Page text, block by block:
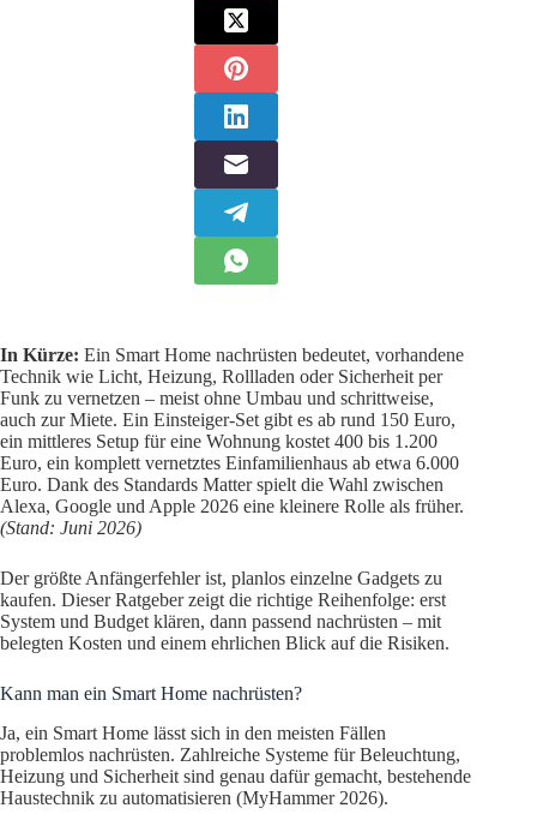
In Kürze: Ein Smart Home nachrüsten bedeutet, vorhandene
Technik wie Licht, Heizung, Rollladen oder Sicherheit per
Funk zu vernetzen – meist ohne Umbau und schrittweise,
auch zur Miete. Ein Einsteiger-Set gibt es ab rund 150 Euro,
ein mittleres Setup für eine Wohnung kostet 400 bis 1.200
Euro, ein komplett vernetztes Einfamilienhaus ab etwa 6.000
Euro. Dank des Standards Matter spielt die Wahl zwischen
Alexa, Google und Apple 2026 eine kleinere Rolle als früher.
(Stand: Juni 2026)
Der größte Anfängerfehler ist, planlos einzelne Gadgets zu
kaufen. Dieser Ratgeber zeigt die richtige Reihenfolge: erst
System und Budget klären, dann passend nachrüsten – mit
belegten Kosten und einem ehrlichen Blick auf die Risiken.
Kann man ein Smart Home nachrüsten?
Ja, ein Smart Home lässt sich in den meisten Fällen
problemlos nachrüsten. Zahlreiche Systeme für Beleuchtung,
Heizung und Sicherheit sind genau dafür gemacht, bestehende
Haustechnik zu automatisieren (MyHammer 2026).